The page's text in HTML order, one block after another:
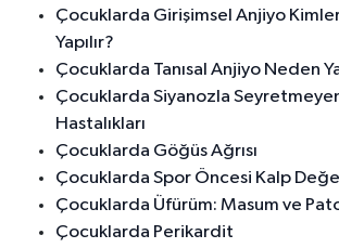
Çocuklarda Girişimsel Anjiyo
Yapılır?
Çocuklarda Tanısal Anjiyo Neden
Çocuklarda Siyanozla
Hastalıkları
Çocuklarda Göğüs Ağrısı
Çocuklarda Spor Öncesi Kalp
Çocuklarda Üfürüm: Masum ve
Çocuklarda Perikardit